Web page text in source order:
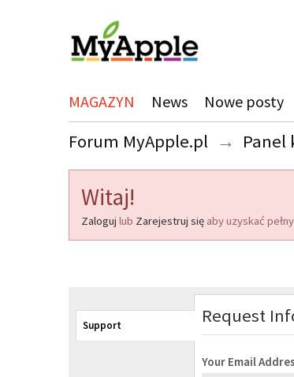
MAGAZYN News Nowe posty
Forum MyApple.pl → Panel
Witaj!
Zaloguj lub Zarejestruj się aby uzyskać
Support Request
Your Email